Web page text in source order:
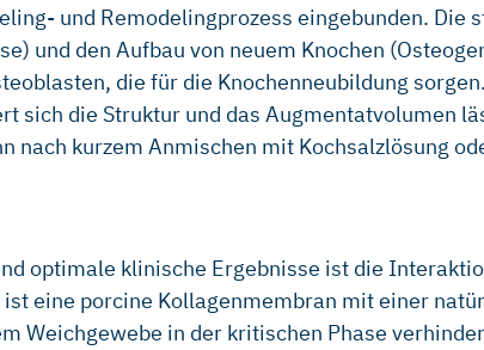
und Remodelingprozess eingebunden.
und den Aufbau von neuem Knochen
die für die Knochenneubildung
sich die Struktur und das Augmentatvolumen
nach kurzem Anmischen mit Kochsalzlösung
optimale klinische Ergebnisse ist die
ist eine porcine Kollagenmembran mit einer
Weichgewebe in der kritischen Phase